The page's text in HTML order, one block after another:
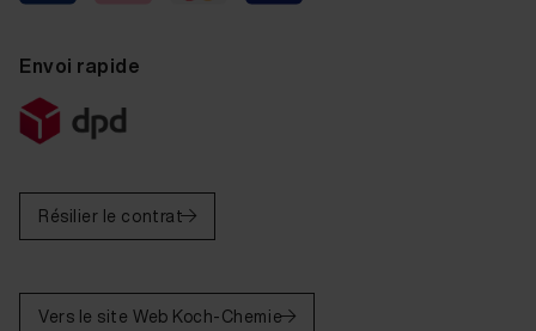
Envoi rapide
Résilier le contrat
Vers le site Web Koch-Chemie